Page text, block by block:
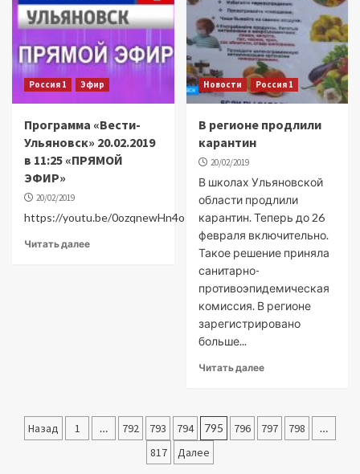
Россия 1 Эфир
Программа «Вести-
Ульяновск» 20.02.2019
в 11:25 «ПРЯМОЙ
ЭФИР»
20/02/2019
https://youtu.be/0ozqnewHn4o
Читать далее
Новости Россия 1
В регионе продлили
карантин
20/02/2019
В школах Ульяновской
области продлили
карантин. Теперь до 26
февраля включительно.
Такое решение приняла
санитарно-
противоэпидемическая
комиссия. В регионе
зарегистрировано
больше...
Читать далее
Пагинация
Назад 1 … 792 793 794 795 796 797 798 …
817 Далее